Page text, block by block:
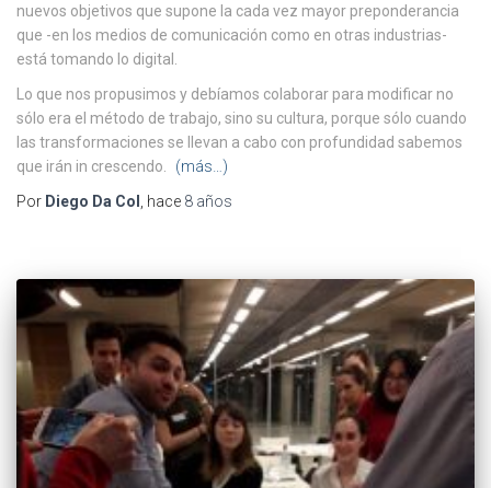
nuevos objetivos que supone la cada vez mayor preponderancia
que -en los medios de comunicación como en otras industrias-
está tomando lo digital.
Lo que nos propusimos y debíamos colaborar para modificar no
sólo era el método de trabajo, sino su cultura, porque sólo cuando
las transformaciones se llevan a cabo con profundidad sabemos
que irán in crescendo
(más…)
Por Diego Da Col , hace 8 años